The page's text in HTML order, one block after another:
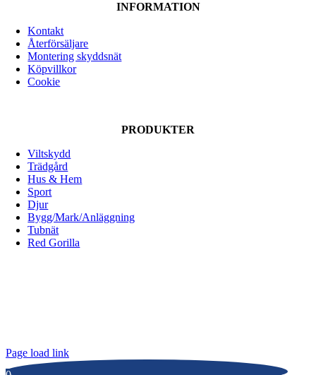
INFORMATION
Kontakt
Återförsäljare
Montering skyddsnät
Köpvillkor
Cookie
PRODUKTER
Viltskydd
Trädgård
Hus & Hem
Sport
Djur
Bygg/Mark/Anläggning
Tubnät
Red Gorilla
Page load link